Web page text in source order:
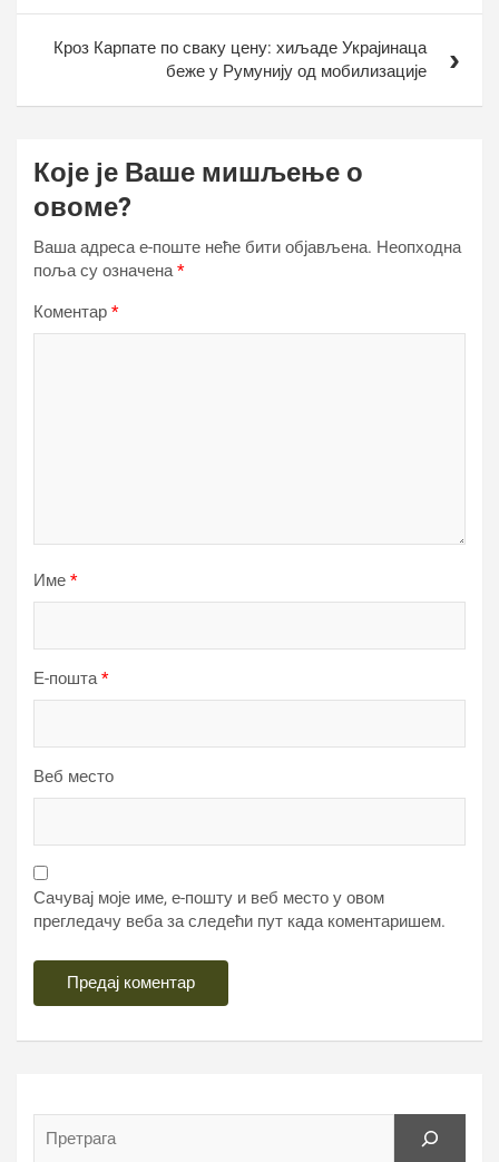
Кроз Карпате по сваку цену: хиљаде Украјинаца
беже у Румунију од мобилизације
Које је Ваше мишљење о
овоме?
Ваша адреса е-поште неће бити објављена. Неопходна
поља су означена*
Коментар *
Име *
Е-пошта*
Веб место
Сачувај моје име, е-пошту и веб место у овом
прегледачу веба за следећи пут када коментаришем.